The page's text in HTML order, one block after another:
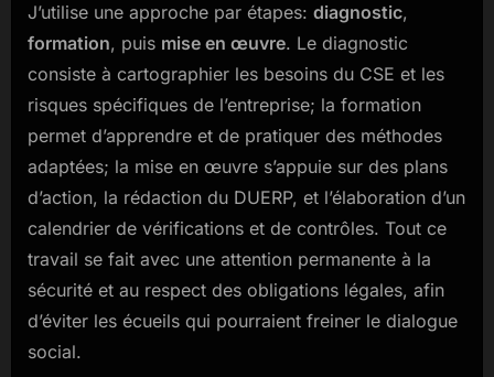
J’utilise une approche par étapes: diagnostic,
formation, puis mise en œuvre. Le diagnostic
consiste à cartographier les besoins du CSE et les
risques spécifiques de l’entreprise; la formation
permet d’apprendre et de pratiquer des méthodes
adaptées; la mise en œuvre s’appuie sur des plans
d’action, la rédaction du DUERP, et l’élaboration d’un
calendrier de vérifications et de contrôles. Tout ce
travail se fait avec une attention permanente à la
sécurité et au respect des obligations légales, afin
d’éviter les écueils qui pourraient freiner le dialogue
social.